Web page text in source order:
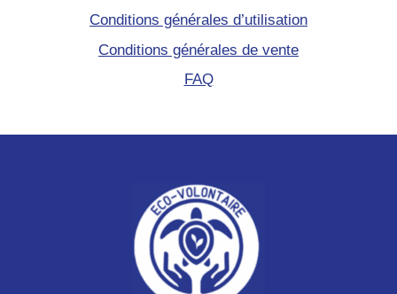
Conditions générales d’utilisation
Conditions générales de vente
FAQ